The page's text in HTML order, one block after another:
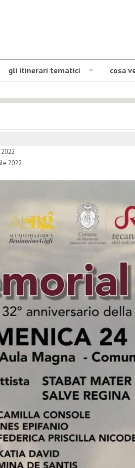
gli itinerari tematici cosa
2022